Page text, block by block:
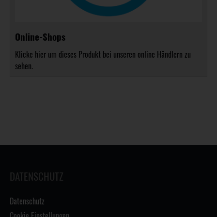
Online-Shops
Klicke hier um dieses Produkt bei unseren online Händlern zu
sehen.
DATENSCHUTZ
Datenschutz